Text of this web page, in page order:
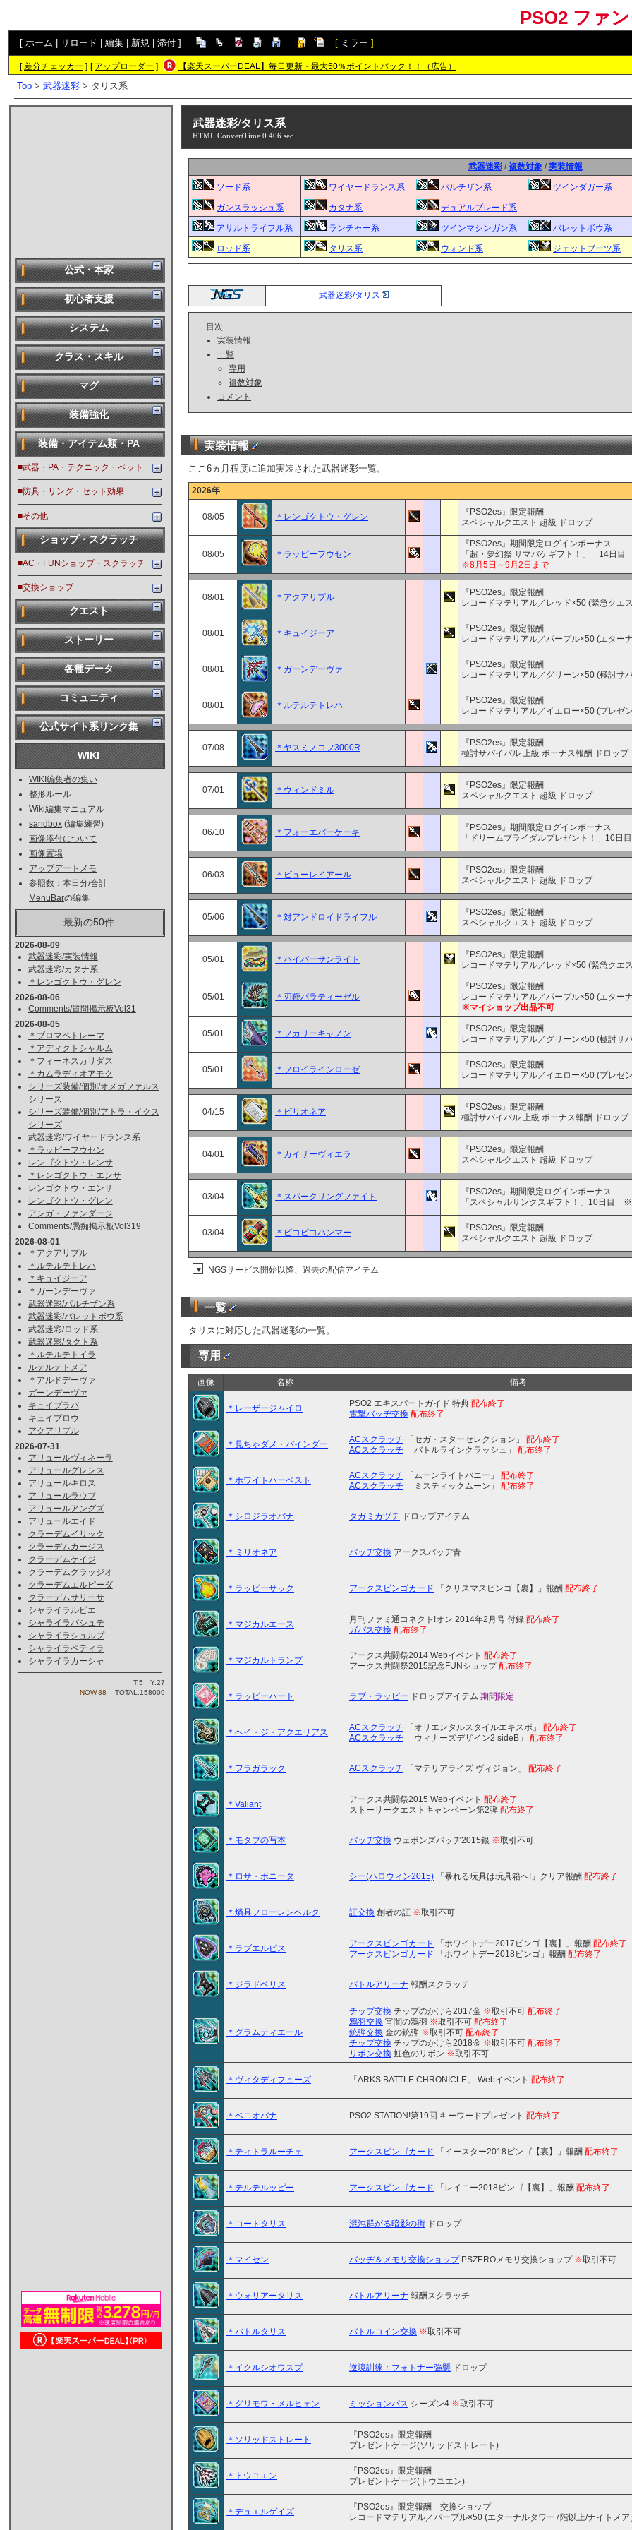
PSO2 ファ
[ ホーム リロード 編集 新規 添付 ] [ ミラー ]
[差分チェッカー ] [ アップローダー ] 【楽天スーパーDEAL】毎日更新・最大50％ポイントバック！！（広告）
Top > 武器迷彩 > タリス系
公式・本家
初心者支援
システム
クラス・スキル
マグ
装備強化
装備・アイテム類・PA
■武器・PA・テクニック・ペット
■防具・リング・セット効果
■その他
ショップ・スクラッチ
■AC・FUNショップ・スクラッチ
■交換ショップ
クエスト
ストーリー
各種データ
コミュニティ
公式サイト系リンク集
WIKI
WIKI編集者の集い
整形ルール
Wiki編集マニュアル
sandbox (編集練習)
画像添付について
画像置場
アップデートメモ
参照数： 本日分/合計
MenuBarの編集
最新の50件
2026-08-09
武器迷彩/実装情報
武器迷彩/カタナ系
＊レンゴクトウ・グレン
2026-08-06
Comments/質問掲示板Vol31
2026-08-05
＊ブロマペトレーマ
＊アディクトシャルム
＊フィーネスカリダス
＊カムラディオアモク
シリーズ装備/個別/オメガファルス
シリーズ
シリーズ装備/個別/アトラ・イクス
シリーズ
武器迷彩/ワイヤードランス系
＊ラッピーフウセン
レンゴクトウ・レンサ
＊レンゴクトウ・エンサ
レンゴクトウ・エンサ
レンゴクトウ・グレン
アンガ・ファンダージ
Comments/愚痴掲示板Vol319
2026-08-01
＊アクアリプル
＊ルテルテトレハ
＊キュイジーア
＊ガーンデーヴァ
武器迷彩/パルチザン系
武器迷彩/バレットボウ系
武器迷彩/ロッド系
武器迷彩/タクト系
＊ルテルテトイラ
ルテルテトメア
＊アルドデーヴァ
ガーンデーヴァ
キュイプラバ
キュイプロウ
アクアリプル
2026-07-31
アリュールヴィネーラ
アリュールグレンス
アリュールキロス
アリュールラウブ
アリュールアングズ
アリュールエイド
クラーデムイリック
クラーデムカージス
クラーデムケイジ
クラーデムグラッジオ
クラーデムエルピーダ
クラーデムサリーサ
シャライラルピエ
シャライラパシュテ
シャライラシュルプ
シャライラペティラ
シャライラカーシャ
T.5 Y.27
NOW.38
TOTAL.158009
武器迷彩/タリス系
HTML ConvertTime 0.406 sec.
武器迷彩/複数対象/実装情報
ソード系 ワイヤードランス系 パルチザン系 ツインダガー系
ガンスラッシュ系 カタナ系 デュアルブレード系
アサルトライフル系 ランチャー系 ツインマシンガン系 バレットボウ系
ロッド系 タリス系 ウォンド系 ジェットブーツ系
武器迷彩/タリス
目次
実装情報
一覧
専用
複数対象
コメント
実装情報
ここ6ヵ月程度に追加実装された武器迷彩一覧。
2026年
08/05 ＊レンゴクトウ・グレン
『PSO2es』限定報酬
スペシャルクエスト 超級 ドロップ
08/05 ＊ラッピーフウセン
『PSO2es』期間限定ログインボーナス
「超・夢幻祭 サマバケギフト！」 14日目
※8月5日～9月2日まで
08/01 ＊アクアリプル
『PSO2es』限定報酬
レコードマテリアル／レッド×50 (緊急クエ
08/01 ＊キュイジーア
『PSO2es』限定報酬
レコードマテリアル／パープル×50 (エター
08/01 ＊ガーンデーヴァ
『PSO2es』限定報酬
レコードマテリアル／グリーン×50 (極討サ
08/01 ＊ルテルテトレハ
『PSO2es』限定報酬
レコードマテリアル／イエロー×50 (プレゼ
07/08 ＊ヤスミノコフ3000R
『PSO2es』限定報酬
極討サバイバル 上級 ボーナス報酬 ドロップ
07/01 ＊ウィンドミル
『PSO2es』限定報酬
スペシャルクエスト 超級 ドロップ
06/10 ＊フォーエバーケーキ
『PSO2es』期間限定ログインボーナス
「ドリームブライダルプレゼント！」10
06/03 ＊ビューレイアール
『PSO2es』限定報酬
スペシャルクエスト 超級 ドロップ
05/06 ＊対アンドロイドライフル
『PSO2es』限定報酬
スペシャルクエスト 超級 ドロップ
05/01 ＊ハイパーサンライト
『PSO2es』限定報酬
レコードマテリアル／レッド×50 (緊急クエ
05/01 ＊刃鞭パラティーゼル
『PSO2es』限定報酬
レコードマテリアル／パープル×50 (エター
※マイショップ出品不可
05/01 ＊フカリーキャノン
『PSO2es』限定報酬
レコードマテリアル／グリーン×50 (極討サ
05/01 ＊フロイラインローゼ
『PSO2es』限定報酬
レコードマテリアル／イエロー×50 (プレゼ
04/15 ＊ビリオネア
『PSO2es』限定報酬
極討サバイバル 上級 ボーナス報酬 ドロップ
04/01 ＊カイザーヴィエラ
『PSO2es』限定報酬
スペシャルクエスト 超級 ドロップ
03/04 ＊スパークリングファイト
『PSO2es』期間限定ログインボーナス
「スペシャルサンクスギフト！」10日目
03/04 ＊ピコピコハンマー
『PSO2es』限定報酬
スペシャルクエスト 超級 ドロップ
▼ NGSサービス開始以降、過去の配信アイテム
一覧
タリスに対応した武器迷彩の一覧。
専用
画像 名称 備考
＊レーザージャイロ PSO2 エキスパートガイド 特典 配布終了
電撃バッヂ交換 配布終了
＊見ちゃダメ・バインダー ACスクラッチ 「セガ・スターセレクション」 配布終了
ACスクラッチ 「バトルラインクラッシュ」 配布終了
＊ホワイトハーベスト ACスクラッチ 「ムーンライトバニー」 配布終了
ACスクラッチ 「ミスティックムーン」 配布終了
＊シロジラオバナ タガミカヅチ ドロップアイテム
＊ミリオネア バッヂ交換 アークスバッヂ青
＊ラッピーサック アークスビンゴカード 「クリスマスビンゴ【裏】」報酬 配布終了
＊マジカルエース 月刊ファミ通コネクト!オン 2014年2月号 付録 配布終了
ガバス交換 配布終了
＊マジカルトランプ アークス共闘祭2014 Webイベント 配布終了
アークス共闘祭2015記念FUNショップ配布終了
＊ラッピーハート ラブ・ラッピー ドロップアイテム 期間限定
＊ヘイ・ジ・アクエリアス ACスクラッチ 「オリエンタルスタイルエキスポ」 配布終了
ACスクラッチ 「ウィナーズデザイン2 sideB」 配布終了
＊フラガラック ACスクラッチ 「マテリアライズ ヴィジョン」 配布終了
＊Valiant アークス共闘祭2015 Webイベント 配布終了
ストーリークエストキャンペーン第2弾 配布終了
＊モタブの写本 バッヂ交換 ウェポンズバッヂ2015銀 ※取引不可
＊ロサ・ボニータ シー(ハロウィン2015) 「暴れる玩具は玩具箱へ!」クリア報酬 配布終了
＊燐具フローレンベルク 証交換 創者の証 ※取引不可
＊ラブエルピス アークスビンゴカード 「ホワイトデー2017ビンゴ【裏】」報酬 配布終了
アークスビンゴカード 「ホワイトデー2018ビンゴ」報酬 配布終了
＊ジラドベリス バトルアリーナ 報酬スクラッチ
＊グラムティエール
チップ交換 チップのかけら2017金 ※取引不可 配布終了
鴉羽交換 宵闇の鴉羽 ※取引不可 配布終了
銃弾交換 金の銃弾 ※取引不可 配布終了
チップ交換 チップのかけら2018金 ※取引不可 配布終了
リボン交換 虹色のリボン ※取引不可
＊ヴィタディフューズ 「ARKS BATTLE CHRONICLE」 Webイベント 配布終了
＊ベニオバナ PSO2 STATION!第19回 キーワードプレゼント 配布終了
＊ティトラルーチェ アークスビンゴカード 「イースター2018ビンゴ【裏】」報酬 配布終了
＊テルテルッピー アークスビンゴカード 「レイニー2018ビンゴ【裏】」報酬 配布終了
＊コートタリス 混沌群がる暗影の街 ドロップ
＊マイセン バッヂ＆メモリ交換ショップPSZEROメモリ交換ショップ ※取引不可
＊ウォリアータリス バトルアリーナ 報酬スクラッチ
＊バトルタリス バトルコイン交換 ※取引不可
＊イクルシオワスプ 逆境訓練：フォトナー強襲 ドロップ
＊グリモワ・メルヒェン ミッションパス シーズン4 ※取引不可
＊ソリッドストレート
『PSO2es』限定報酬
プレゼントゲージ(ソリッドストレート)
＊トウユエン
『PSO2es』限定報酬
プレゼントゲージ(トウユエン)
＊デュエルゲイズ
『PSO2es』限定報酬 交換ショップ
レコードマテリアル／パープル×50 (エターナルタワー7階以上/ナイトメア